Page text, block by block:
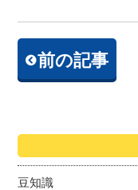
前の記事
豆知識